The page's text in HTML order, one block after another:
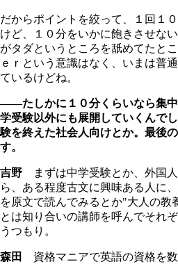
だからポイントを絞って、１回１
けど、１０分をいかに飽きさせな
がタダというところを舐めてたと
ｅｒという意識はなく、いまは普
ているけどね。
――たしかに１０分くらいなら集
学受験以外にも展開していくんで
験を終えた社会人向けとか。最後
す。
吉野 まずは中学受験とか、外国
ら、ある程度古文に興味ある人に
を原文で読んでみるとか"大人の教
とは知り合いの講師を呼んでそれ
うつもり。
森田
資格マニアで英語の資格を